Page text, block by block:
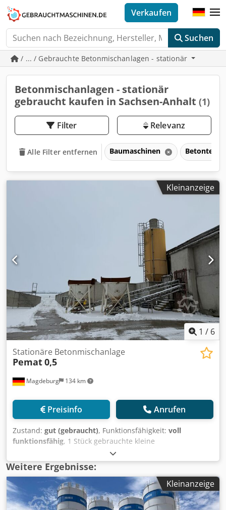
Suchen
Verkaufen
/ ... / Gebrauchte Betonmischanlagen - stationär
Betonmischanlagen - stationär
gebraucht kaufen in Sachsen-Anhalt (1)
Filter Relevanz
Alle Filter entfernen Baumaschinen
Kleinanzeige
1 / 6
Magdeburg 134 km
Stationäre Betonmischanlage
Pemat0,5
Preisinfo Anrufen
Zustand: gut (gebraucht), Funktionsfähigkeit: voll
funktionsfähig, 1 Stück gebrauchte kleine
Betonmischanlage zum Beispiel für Fertigteilproduktion
Hersteller: PEMAT Typ: 0,5 Zuschlagstoff - Lagerung 2
Boxen 2 separate Dosierbänder und Abzugsbänder je
Bunker Mischer: Tellermischer 0,5 m³, Dosierung:
Zuschlagstoffe über Dosierbänder am Bunker,
Zementwaage 250kg, Wasserwaage 100l Zementsilos 1 X 40
Weitere Ergebnisse:
Kleinanzeige